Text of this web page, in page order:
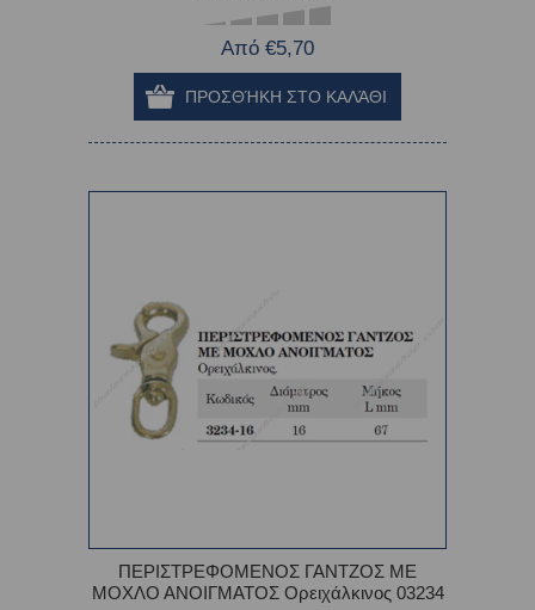
Από €5,70
ΠΕΡΙΣΤΡΕΦΟΜΕΝΟΣ ΓΑΝΤΖΟΣ ΜΕ
ΜΟΧΛΟ ΑΝΟΙΓΜΑΤΟΣ Ορειχάλκινος 03234